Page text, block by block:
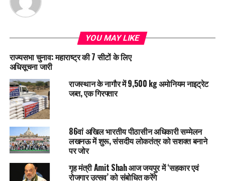
YOU MAY LIKE
राज्यसभा चुनाव: महाराष्ट्र की 7 सीटों के लिए
अधिसूचना जारी
राजस्थान के नागौर में 9,500 kg अमोनियम नाइट्रेट
जब्त, एक गिरफ्तार
86वां अखिल भारतीय पीठासीन अधिकारी सम्मेलन
लखनऊ में शुरू, संसदीय लोकतंत्र को सशक्त बनाने
पर जोर
गृह मंत्री Amit Shah आज जयपुर में ‘सहकार एवं
रोजगार उत्सव’ को संबोधित करेंगे